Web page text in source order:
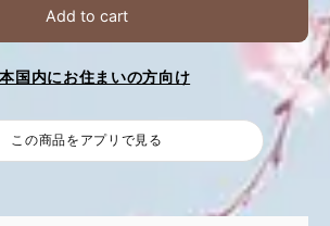
Add to cart
国内にお住まいの方向け
この商品をアプリで見る